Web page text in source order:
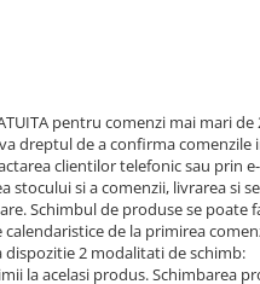
pentru comenzi mai mari de
dreptul de a confirma comenzile
clientilor telefonic sau prin
stocului si a comenzii, livrarea si
Schimbul de produse se poate
calendaristice de la primirea
dispozitie 2 modalitati de schimb:
la acelasi produs. Schimbarea